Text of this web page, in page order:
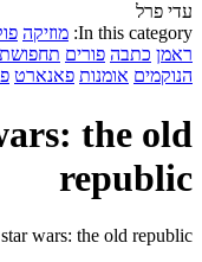
עדי פרל
In this category: מוזיקה
ראמן כתבה פורים תחפושת
הנוקמים אומנות פאנארט
the old
republic
wars: the old republic